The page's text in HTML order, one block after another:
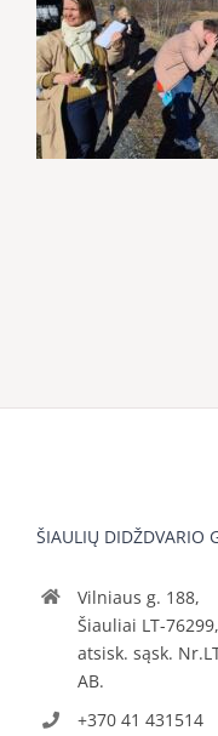
ŠIAULIŲ DIDŽDVARIO
Vilniaus g. 188,
Šiauliai LT-76299,
atsisk. sąsk.
AB.
+370 41 431514